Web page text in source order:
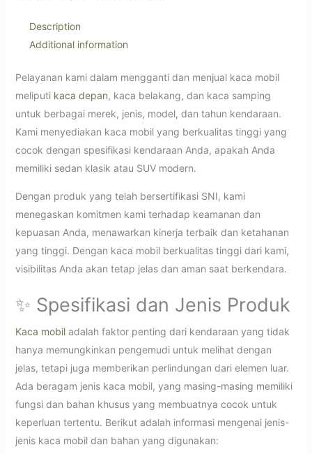
Description
Additional information
Pelayanan kami dalam mengganti dan menjual kaca mobil
meliputi kaca depan, kaca belakang, dan kaca samping
untuk berbagai merek, jenis, model, dan tahun kendaraan.
Kami menyediakan kaca mobil yang berkualitas tinggi yang
cocok dengan spesifikasi kendaraan Anda, apakah Anda
memiliki sedan klasik atau SUV modern.
Dengan produk yang telah bersertifikasi SNI, kami
menegaskan komitmen kami terhadap keamanan dan
kepuasan Anda, menawarkan kinerja terbaik dan ketahanan
yang tinggi. Dengan kaca mobil berkualitas tinggi dari kami,
visibilitas Anda akan tetap jelas dan aman saat berkendara.
✨ Spesifikasi dan Jenis Produk
Kaca mobiladalah faktor penting dari kendaraan yang tidak
hanya memungkinkan pengemudi untuk melihat dengan
jelas, tetapi juga memberikan perlindungan dari elemen luar.
Ada beragam jenis kaca mobil, yang masing-masing memiliki
fungsi dan bahan khusus yang membuatnya cocok untuk
keperluan tertentu. Berikut adalah informasi mengenai jenis-
jenis kaca mobil dan bahan yang digunakan: